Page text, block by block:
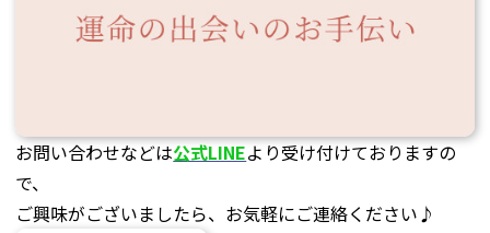
お問い合わせなどは公式LINEより受け付けておりますの
で、
ご興味がございましたら、お気軽にご連絡ください♪